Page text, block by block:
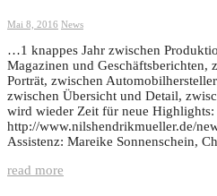
Mai 8, 2016 News
…1 knappes Jahr zwischen
Magazinen und Geschäftsberichten,
Porträt, zwischen
zwischen Übersicht und Detail,
wird wieder Zeit für neue Highlights:
http://www.nilshendrikmueller.de/
Assistenz: Mareike Sonnenschein,
read more